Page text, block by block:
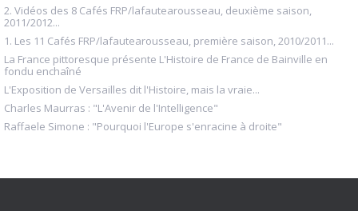
2. Vidéos des 8 Cafés FRP/lafautearousseau, deuxième saison,
2011/2012...
1. Les 11 Cafés FRP/lafautearousseau, première saison, 2010/2011...
La France pittoresque présente L'Histoire de France de Bainville en
fondu enchaîné
L'Exposition de Versailles dit l'Histoire, mais la vraie...
Charles Maurras : "L'Avenir de l'Intelligence"
Raffaele Simone : "Pourquoi l'Europe s'enracine à droite"